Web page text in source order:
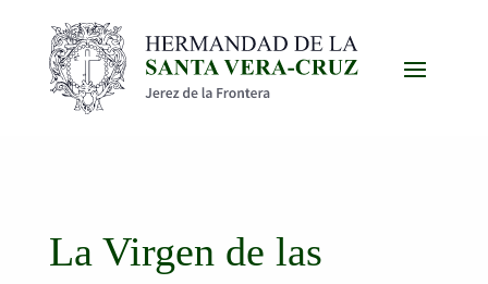
La Virgen de las